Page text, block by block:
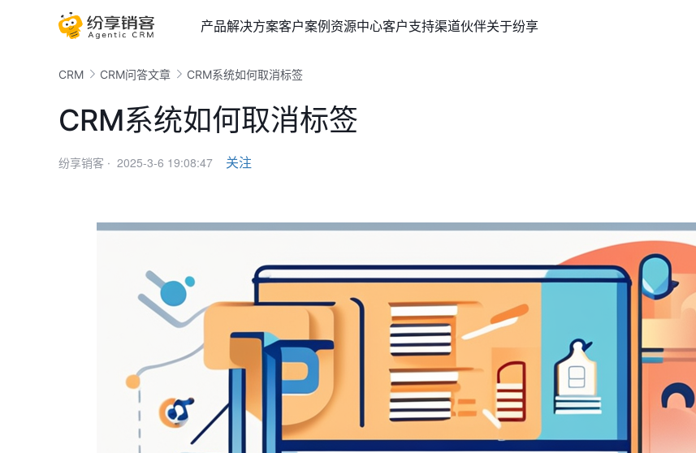
产品解决方案客户案例资源中心客户支持渠道伙伴关于纷享
CRM CRM问答文章 CRM系统如何取消标签
CRM系统如何取消标签
纷享销客 · 2025-3-6 19:08:47 关注